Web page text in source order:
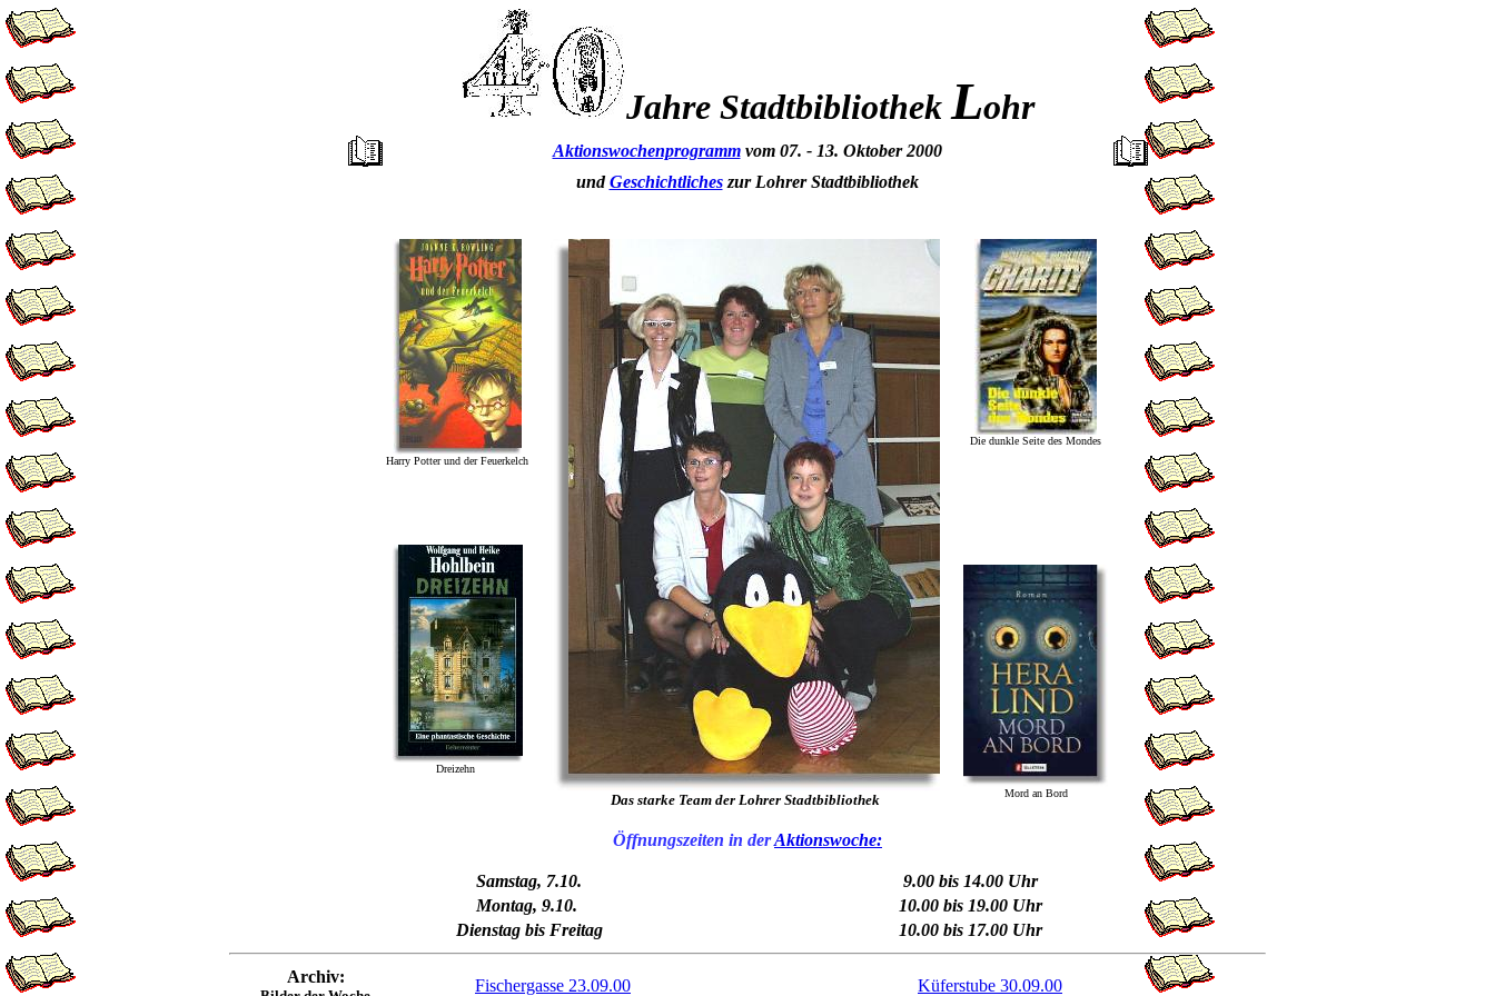
Jahre StadtbibliothekLohr
Aktionswochenprogrammvom 07. - 13. Oktober 2000
undGeschichtlicheszur Lohrer Stadtbibliothek
Harry Potter und der Feuerkelch
Dreizehn
Das starke Team der Lohrer Stadtbibliothek
Die dunkle Seite des Mondes
Mord an Bord
Öffnungszeiten in derAktionswoche:
Samstag, 7.10.
9.00 bis 14.00 Uhr
Montag, 9.10.
10.00 bis 19.00 Uhr
Dienstag bis Freitag
10.00 bis 17.00 Uhr
Archiv: Fischergasse 23.09.00 Küferstube 30.09.00